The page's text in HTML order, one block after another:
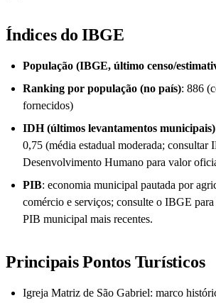
Índices do IBGE
População (IBGE, último censo/
Ranking por população (no país): 886
fornecidos)
IDH (últimos levantamentos municipais)
0,75 (média estadual moderada; consultar
Desenvolvimento Humano para valor
PIB: economia municipal pautada por
comércio e serviços; consulte o IBGE
PIB municipal mais recentes.
Principais Pontos Turísticos
Igreja Matriz de São Gabriel: marco